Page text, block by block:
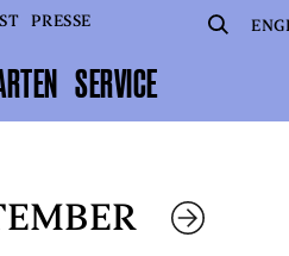
PRESSE
SERVICE
SUCHE